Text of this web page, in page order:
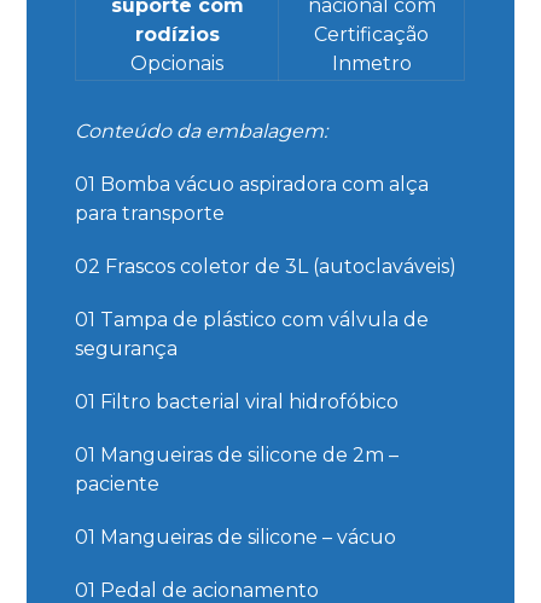
suporte com
rodízios
Opcionais
nacional com
Certificação
Inmetro
Conteúdo da embalagem:
01 Bomba vácuo aspiradora com alça
para transporte
02 Frascos coletor de 3L (autoclaváveis)
01 Tampa de plástico com válvula de
segurança
01 Filtro bacterial viral hidrofóbico
01 Mangueiras de silicone de 2m –
paciente
01 Mangueiras de silicone – vácuo
01 Pedal de acionamento